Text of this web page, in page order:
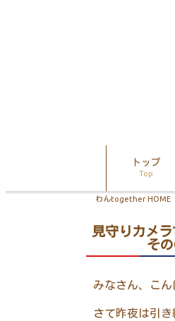
トップ
Top
わんtogether HOME
見守りカメ
そ
みなさん、こん
さて昨夜は引